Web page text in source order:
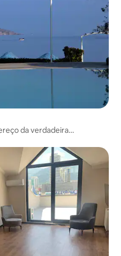
da verdadeira